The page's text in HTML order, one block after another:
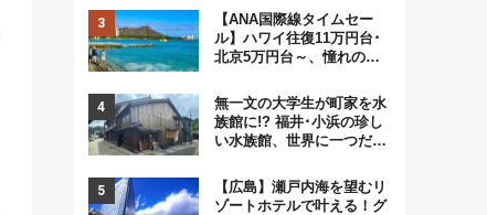
この夏は直通列車で横浜
へ！
【ANA国際線タイムセー
ル】ハワイ往復11万円台･
北京5万円台～、憧れのビ
GW旅行まで狙える激アツ
路線まとめ（8/10まで）
無一文の大学生が町家を水
族館に!? 福井･小浜の珍し
い水族館、世界に一つだけ
の御食国など 小浜観光レポ
第2弾
【広島】瀬戸内海を望むリ
ゾートホテルで叶える！グ